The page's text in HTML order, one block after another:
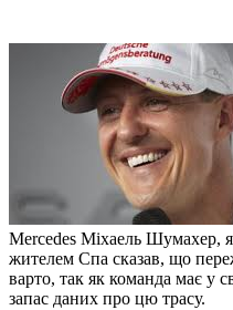
Mercedes Міхаель Шумахер,
жителем Спа сказав, що
варто, так як команда має у
запас даних про цю трасу.